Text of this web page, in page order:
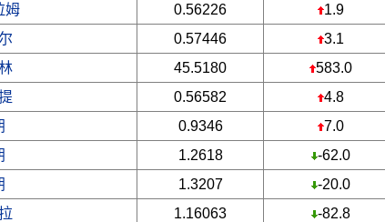
姆 0.56226
1.9
0.57446
3.1
45.5180
583.0
0.56582
4.8
0.9346
7.0
1.2618
-62.0
1.3207
-20.0
1.16063
-82.8